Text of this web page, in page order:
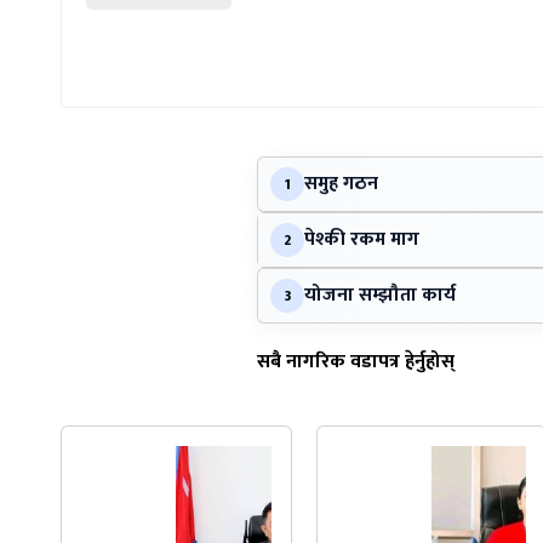
1 समुह गठन
2 पेश्की रकम माग
3 योजना सम्झौता कार्य
सबै नागरिक वडापत्र हेर्नुहोस्